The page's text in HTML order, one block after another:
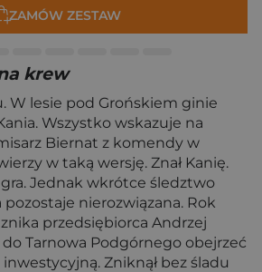
ZAMÓW ZESTAW
krew
W lesie pod Grońskiem ginie
Wszystko wskazuje na
Biernat z komendy w
w taką wersję. Znał Kanię.
Jednak wkrótce śledztwo
pozostaje nierozwiązana. Rok
przedsiębiorca Andrzej
do Tarnowa Podgórnego obejrzeć
Zniknął bez śladu